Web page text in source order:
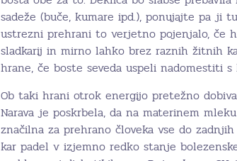
sadeže (buče, kumare ipd.), ponujajte pa ji
ustrezni prehrani to verjetno pojenjalo, če
sladkarij in mirno lahko brez raznih žitnih
hrane, če boste seveda uspeli nadomestiti
Ob taki hrani otrok energijo pretežno
Narava je poskrbela, da na materinem
značilna za prehrano človeka vse do
kar padel v izjemno redko stanje